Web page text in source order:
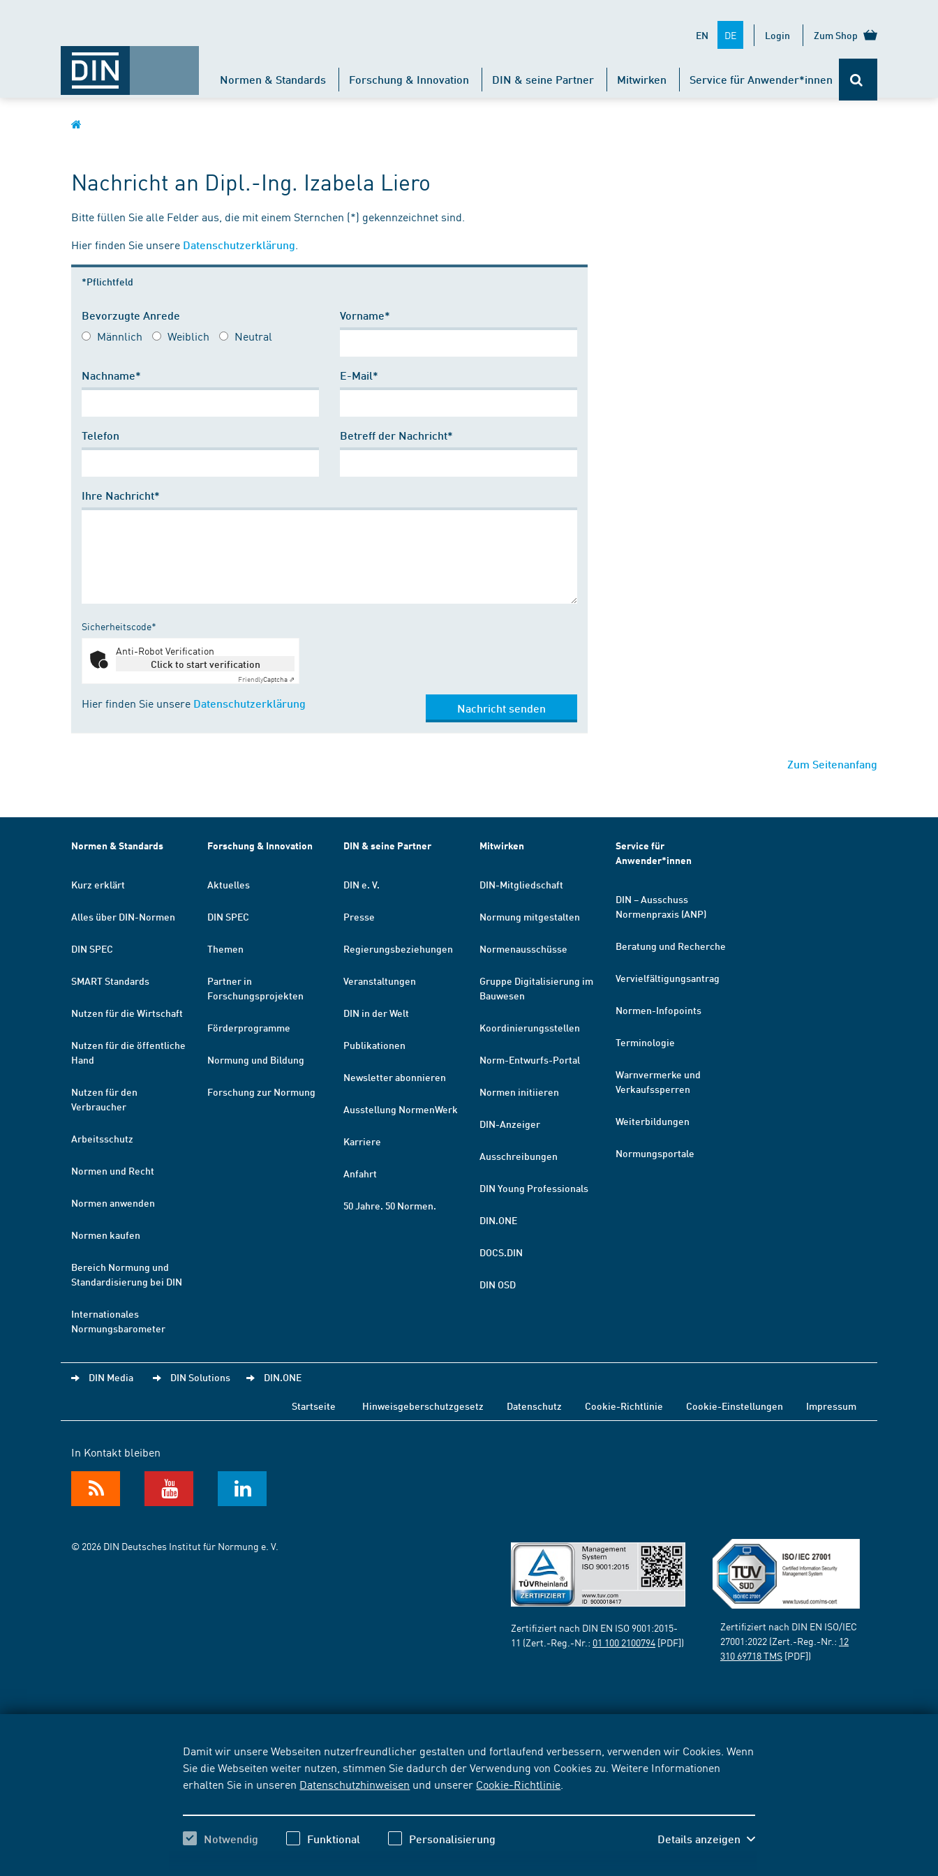
Damit wir unsere Webseiten nutzerfreundlicher gestalten und fortlaufend verbessern, verwenden wir Cookies. Wenn
Sie die Webseiten weiter nutzen, stimmen Sie dadurch der Verwendung von Cookies zu. Weitere Informationen
erhalten Sie in unseren Datenschutzhinweisen und unserer Cookie-Richtlinie
Notwendig Funktional Personalisierung Details anzeigen
EN DE Login Zum Shop
Normen & Standards Forschung & Innovation DIN & seine Partner Mitwirken Service für Anwender*innen
Nachricht an Dipl.-Ing. Izabela Liero
Bitte füllen Sie alle Felder aus, die mit einem Sternchen (*) gekennzeichnet sind.
Hier finden Sie unsere Datenschutzerklärung
*Pflichtfeld
Bevorzugte Anrede
Männlich Weiblich Neutral
Vorname*
Nachname* E-Mail*
Telefon Betreff der Nachricht*
Ihre Nachricht*
Sicherheitscode*
Anti-Robot Verification
Click to start verification
FriendlyCaptcha ⇗
Hier finden Sie unsere Datenschutzerklärung Nachricht senden
Zum Seitenanfang
Normen & Standards
Kurz erklärt
Alles über DIN-Normen
DIN SPEC
SMART Standards
Nutzen für die Wirtschaft
Nutzen für die öffentliche
Hand
Nutzen für den
Verbraucher
Arbeitsschutz
Normen und Recht
Normen anwenden
Normen kaufen
Bereich Normung und
Standardisierung bei DIN
Internationales
Normungsbarometer
Forschung & Innovation
Aktuelles
DIN SPEC
Themen
Partner in
Forschungsprojekten
Förderprogramme
Normung und Bildung
Forschung zur Normung
DIN & seine Partner
DIN e. V.
Presse
Regierungsbeziehungen
Veranstaltungen
DIN in der Welt
Publikationen
Newsletter abonnieren
Ausstellung NormenWerk
Karriere
Anfahrt
50 Jahre. 50 Normen.
Mitwirken
DIN-Mitgliedschaft
Normung mitgestalten
Normenausschüsse
Gruppe Digitalisierung im
Bauwesen
Koordinierungsstellen
Norm-Entwurfs-Portal
Normen initiieren
DIN-Anzeiger
Ausschreibungen
DIN Young Professionals
DIN.ONE
DOCS.DIN
DIN OSD
Service für
Anwender*innen
DIN – Ausschuss
Normenpraxis (ANP)
Beratung und Recherche
Vervielfältigungsantrag
Normen-Infopoints
Terminologie
Warnvermerke und
Verkaufssperren
Weiterbildungen
Normungsportale
DIN Media DIN Solutions DIN.ONE
Startseite Hinweisgeberschutzgesetz Datenschutz Cookie-Richtlinie Cookie-Einstellungen Impressum
In Kontakt bleiben
© 2026 DIN Deutsches Institut für Normung e. V.
Zertifiziert nach DIN EN ISO 9001:2015-
11 (Zert.-Reg.-Nr.: 01 100 2100794 [PDF])
Zertifiziert nach DIN EN ISO/IEC
27001:2022 (Zert.-Reg.-Nr.: 12
310 69718 TMS [PDF])